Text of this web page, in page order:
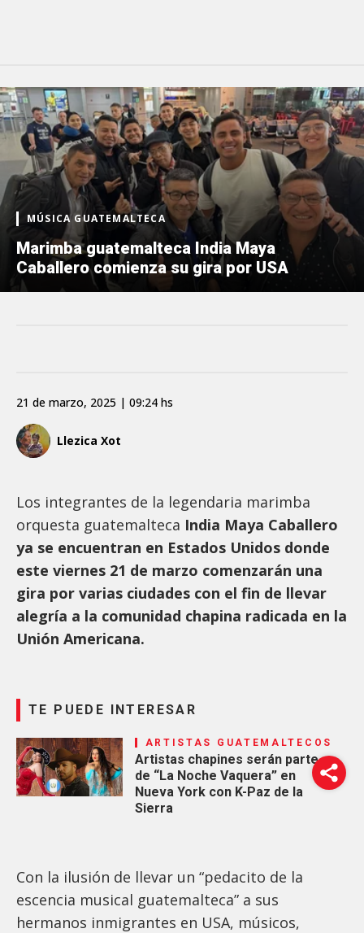
MÚSICA GUATEMALTECA
Marimba guatemalteca India Maya
Caballero comienza su gira por USA
Llezica Xot
21 de marzo, 2025 | 09:24 hs
Los integrantes de la legendaria marimba
orquesta guatemalteca India Maya Caballero
ya se encuentran en Estados Unidos donde
este viernes 21 de marzo comenzarán una
gira por varias ciudades con el fin de llevar
alegría a la comunidad chapina radicada en la
Unión Americana.
TE PUEDE INTERESAR
ARTISTAS GUATEMALTECOS
Artistas chapines serán parte
de “La Noche Vaquera” en
Nueva York con K-Paz de la
Sierra
Con la ilusión de llevar un “pedacito de la
escencia musical guatemalteca” a sus
hermanos inmigrantes en USA, músicos,